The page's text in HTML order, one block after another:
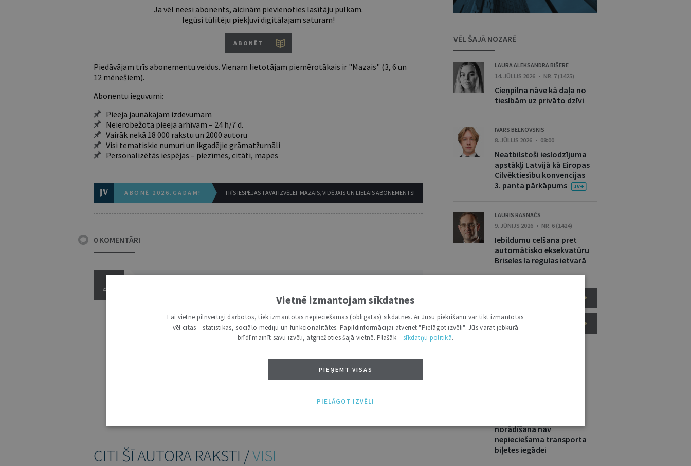
Ja vēl neesi abonents, aicinām pievienoties lasītāju pulkam.
Iegūsi tūlītēju piekļuvi digitālajam saturam!
ABONĒT
Piedāvājam trīs abonementu veidus. Vienam lietotājam piemērotākais ir "Mazais" (3, 6 un
12 mēnešiem).
Abonentu ieguvumi:
Pieeja jaunākajam izdevumam
Neierobežota pieeja arhīvam – 24 h/7 d.
Vairāk nekā 18 000 rakstu un 2000 autoru
Visi tematiskie numuri un ikgadējie grāmatžurnāli
Personalizētās iespējas – piezīmes, citāti, mapes
ABONĒ 2026.GADAM! TRĪS IESPĒJAS TAVAI IZVĒLEI: MAZAIS, VIDĒJAIS UN LIELAIS ABONEMENTS!
0 KOMENTĀRI
CITI ŠĪ AUTORA RAKSTI /VISI
VĒL ŠAJĀ NOZARĒ
LAURA ALEKSANDRA BIŠERE
14. JŪLIJS 2026 • NR. 7 (1425)
Cieņpilna nāve kā daļa no
tiesībām uz privāto dzīvi
IVARS BELKOVSKIS
8. JŪLIJS 2026 • 08:00
Neatbilstoši ieslodzījuma
apstākļi Latvijā kā Eiropas
Cilvēktiesību konvencijas
3. panta pārkāpums
LAURIS RASNAČS
9. JŪNIJS 2026 • NR. 6 (1424)
Iebildumu celšana pret
automātisko eksekvatūru
Briseles Ia regulas ietvarā
CILVĒKTIESĪBAS
norādīšana nav
nepieciešama transporta
biļetes iegādei
Vietnē izmantojam sīkdatnes
Lai vietne pilnvērtīgi darbotos, tiek izmantotas nepieciešamās (obligātās) sīkdatnes. Ar Jūsu piekrišanu var tikt izmantotas
vēl citas – statistikas, sociālo mediju un funkcionalitātes. Papildinformācijai atveriet "Pielāgot izvēli". Jūs varat jebkurā
brīdī mainīt savu izvēli, atgriežoties šajā vietnē. Plašāk – sīkdatņu politikā.
PIEŅEMT VISAS
PIELĀGOT IZVĒLI